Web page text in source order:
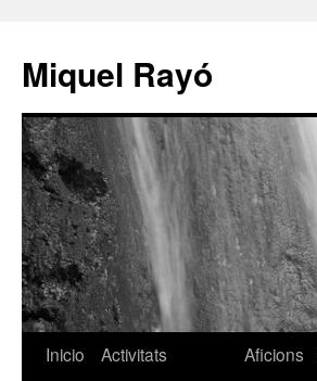
Miquel Rayó
Inicio
Activitats
Aficions